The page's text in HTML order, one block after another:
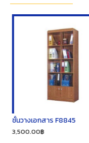
ชั้นวางเอกสาร F8845
3,500.00฿